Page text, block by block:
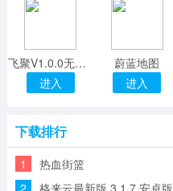
飞聚V1.0.0无广告女生版
进入
蔚蓝地图
进入
下载排行
1 热血街篮
2 格来云最新版 3.1.7 安卓版